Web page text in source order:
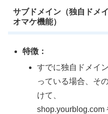
サブドメイン（独自ドメ
オマケ機能）
特徴：
すでに独自ドメイ
っている場合、そ
けて、
shop.yourblog.com